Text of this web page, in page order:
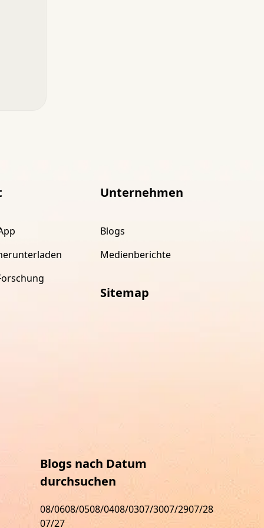
Unternehmen
Blogs
Medienberichte
Sitemap
Blogs nach Datum
durchsuchen
08/0608/0508/0408/0307/3007/2907/28
07/27